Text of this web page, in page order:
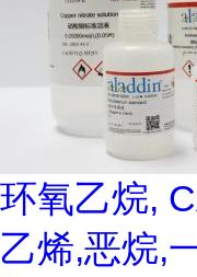
环氧乙烷,
乙烯,恶烷,